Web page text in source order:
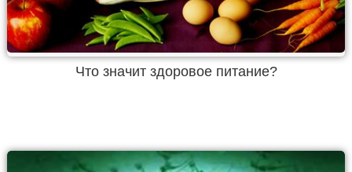
Что значит здоровое питание?